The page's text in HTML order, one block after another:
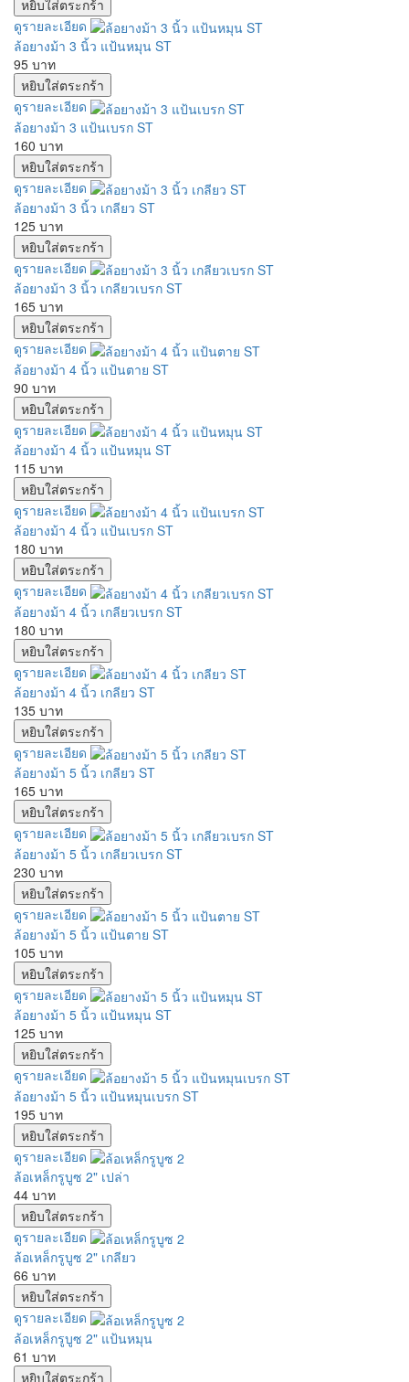
ดูรายละเอียด
ล้อยางม้า 3 นิ้ว แป้นหมุน ST
95 บาท
ดูรายละเอียด
ล้อยางม้า 3 แป้นเบรก ST
160 บาท
ดูรายละเอียด
ล้อยางม้า 3 นิ้ว เกลียว ST
125 บาท
ดูรายละเอียด
ล้อยางม้า 3 นิ้ว เกลียวเบรก ST
165 บาท
ดูรายละเอียด
ล้อยางม้า 4 นิ้ว แป้นตาย ST
90 บาท
ดูรายละเอียด
ล้อยางม้า 4 นิ้ว แป้นหมุน ST
115 บาท
ดูรายละเอียด
ล้อยางม้า 4 นิ้ว แป้นเบรก ST
180 บาท
ดูรายละเอียด
ล้อยางม้า 4 นิ้ว เกลียวเบรก ST
180 บาท
ดูรายละเอียด
ล้อยางม้า 4 นิ้ว เกลียว ST
135 บาท
ดูรายละเอียด
ล้อยางม้า 5 นิ้ว เกลียว ST
165 บาท
ดูรายละเอียด
ล้อยางม้า 5 นิ้ว เกลียวเบรก ST
230 บาท
ดูรายละเอียด
ล้อยางม้า 5 นิ้ว แป้นตาย ST
105 บาท
ดูรายละเอียด
ล้อยางม้า 5 นิ้ว แป้นหมุน ST
125 บาท
ดูรายละเอียด
ล้อยางม้า 5 นิ้ว แป้นหมุนเบรก ST
195 บาท
ดูรายละเอียด
ล้อเหล็กรูบูซ 2" เปล่า
44 บาท
ดูรายละเอียด
ล้อเหล็กรูบูซ 2" เกลียว
66 บาท
ดูรายละเอียด
ล้อเหล็กรูบูซ 2" แป้นหมุน
61 บาท